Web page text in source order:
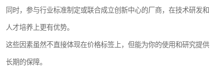
同时，参与行业标准制定或联合成立创新中心的厂商，在技术研发和
人才培养上更有优势。
这些因素虽然不直接体现在价格标签上，但能为你的使用和研究提供
长期的保障。